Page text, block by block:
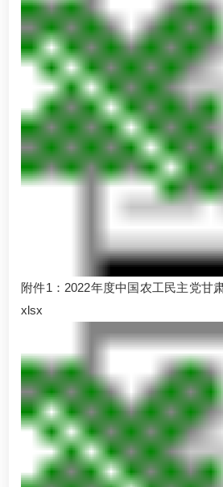
附件1：2022年度中国农工民主党甘
xlsx